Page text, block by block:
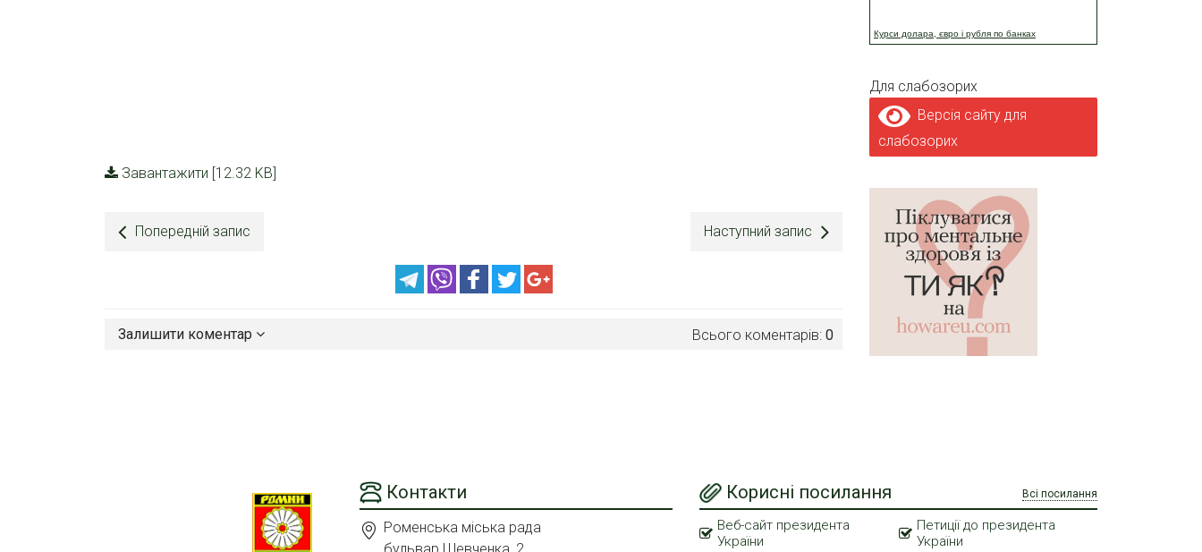
Завантажити [12.32 KB]
Попередній запис Наступний запис
Всього коментарів: 0
Залишити коментар
Курси долара, євро і рубля по банках
Для слабозорих
Версія сайту для
слабозорих
Контакти
Роменська міська рада
Корисні посилання Всі посилання
Веб-сайт президента
України
Петиції до президента
України